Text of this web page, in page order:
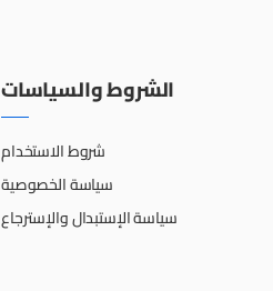
الشروط والسياسات
شروط الاستخدام
سياسة الخصوصية
سياسة الإستبدال والإسترجاع